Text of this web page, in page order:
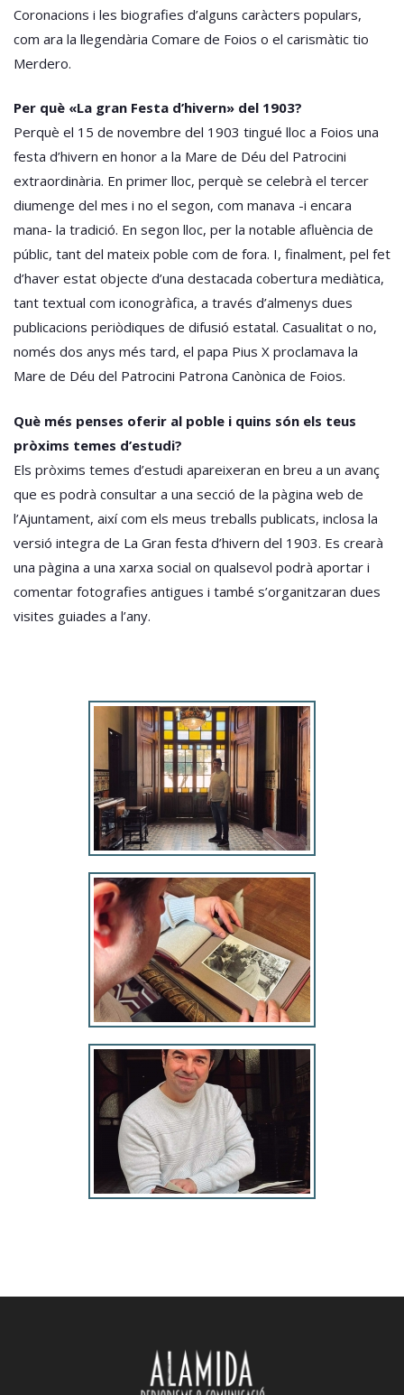
Coronacions i les biografies d’alguns caràcters populars,
com ara la llegendària Comare de Foios o el carismàtic tio
Merdero.
Per què «La gran Festa d’hivern» del 1903?
Perquè el 15 de novembre del 1903 tingué lloc a Foios una
festa d’hivern en honor a la Mare de Déu del Patrocini
extraordinària. En primer lloc, perquè se celebrà el tercer
diumenge del mes i no el segon, com manava -i encara
mana- la tradició. En segon lloc, per la notable afluència de
públic, tant del mateix poble com de fora. I, finalment, pel fet
d’haver estat objecte d’una destacada cobertura mediàtica,
tant textual com iconogràfica, a través d’almenys dues
publicacions periòdiques de difusió estatal. Casualitat o no,
només dos anys més tard, el papa Pius X proclamava la
Mare de Déu del Patrocini Patrona Canònica de Foios.
Què més penses oferir al poble i quins són els teus
pròxims temes d’estudi?
Els pròxims temes d’estudi apareixeran en breu a un avanç
que es podrà consultar a una secció de la pàgina web de
l’Ajuntament, així com els meus treballs publicats, inclosa la
versió integra de La Gran festa d’hivern del 1903. Es crearà
una pàgina a una xarxa social on qualsevol podrà aportar i
comentar fotografies antigues i també s’organitzaran dues
visites guiades a l’any.